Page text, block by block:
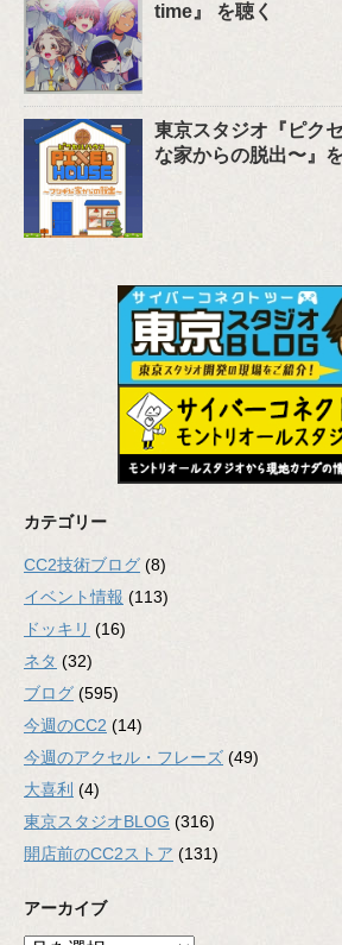
time』 を聴く
東京スタジオ『ピク
な家からの脱出〜』
カテゴリー
CC2技術ブログ (8)
イベント情報 (113)
ドッキリ (16)
ネタ (32)
ブログ (595)
今週のCC2 (14)
今週のアクセル・フレーズ (49)
大喜利 (4)
東京スタジオBLOG (316)
開店前のCC2ストア (131)
アーカイブ